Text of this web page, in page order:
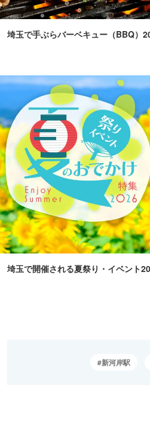
埼玉で手ぶらバーベキュー（BBQ）
埼玉で開催される夏祭り・イベント
新河岸駅